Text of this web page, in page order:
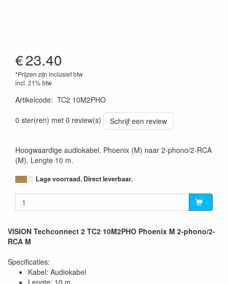
€23.40
*Prijzen zijn inclusief btw
incl. 21% btw
Artikelcode: TC2 10M2PHO
0 ster(ren) met 0 review(s)
Schrijf een review
Hoogwaardige audiokabel. Phoenix (M) naar 2-phono/2-RCA
(M). Lengte 10 m.
Lage voorraad. Direct leverbaar.
VISION Techconnect 2 TC2 10M2PHO Phoenix M 2-phono/2-
RCA M
Specificaties:
Kabel: Audiokabel